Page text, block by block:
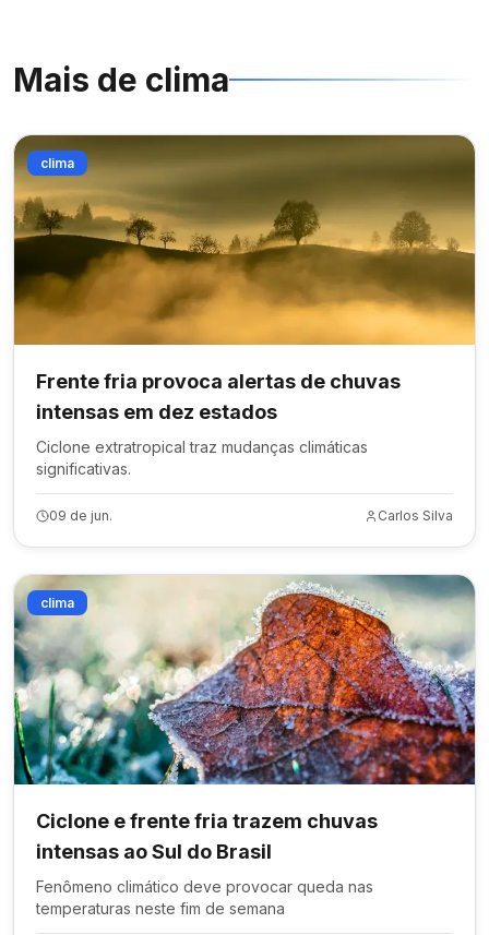
Mais de clima
clima
Frente fria provoca alertas de chuvas
intensas em dez estados
Ciclone extratropical traz mudanças climáticas
significativas.
09 de jun. Carlos Silva
clima
Ciclone e frente fria trazem chuvas
intensas ao Sul do Brasil
Fenômeno climático deve provocar queda nas
temperaturas neste fim de semana